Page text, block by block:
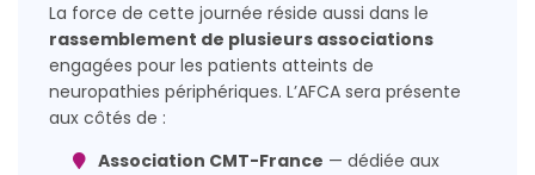
La force de cette journée réside aussi dans le
rassemblement de plusieurs associations
engagées pour les patients atteints de
neuropathies périphériques. L’AFCA sera présente
aux côtés de :
Association CMT-France — dédiée aux